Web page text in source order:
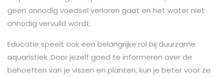
geen onnodig voedsel verloren gaat en het water niet
onnodig vervuild wordt.
Educatie speelt ook een belangrijke rol bij duurzame
aquaristiek. Door jezelf goed te informeren over de
behoeften van je vissen en planten, kun je beter voor ze